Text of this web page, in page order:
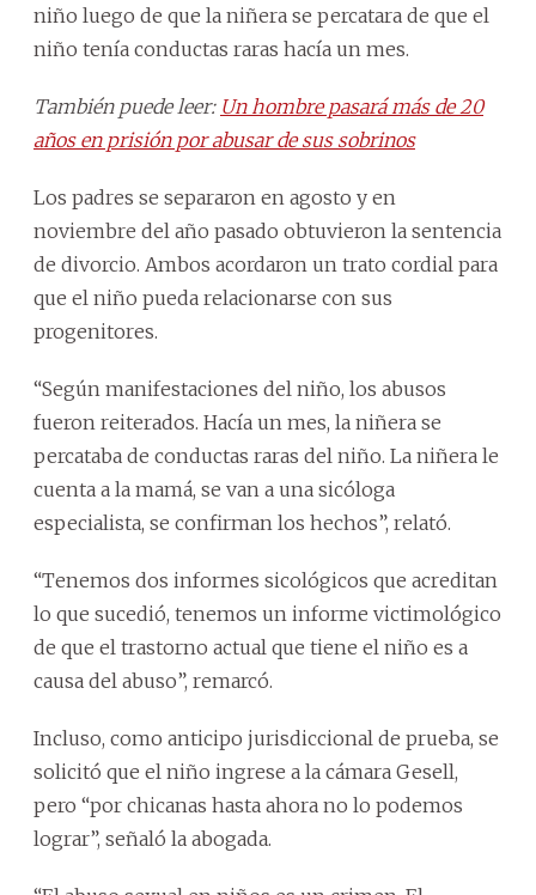
niño luego de que la niñera se percatara de que el
niño tenía conductas raras hacía un mes.
También puede leer: Un hombre pasará más de 20
años en prisión por abusar de sus sobrinos
Los padres se separaron en agosto y en
noviembre del año pasado obtuvieron la sentencia
de divorcio. Ambos acordaron un trato cordial para
que el niño pueda relacionarse con sus
progenitores.
“Según manifestaciones del niño, los abusos
fueron reiterados. Hacía un mes, la niñera se
percataba de conductas raras del niño. La niñera le
cuenta a la mamá, se van a una sicóloga
especialista, se confirman los hechos”, relató.
“Tenemos dos informes sicológicos que acreditan
lo que sucedió, tenemos un informe victimológico
de que el trastorno actual que tiene el niño es a
causa del abuso”, remarcó.
Incluso, como anticipo jurisdiccional de prueba, se
solicitó que el niño ingrese a la cámara Gesell,
pero “por chicanas hasta ahora no lo podemos
lograr”, señaló la abogada.